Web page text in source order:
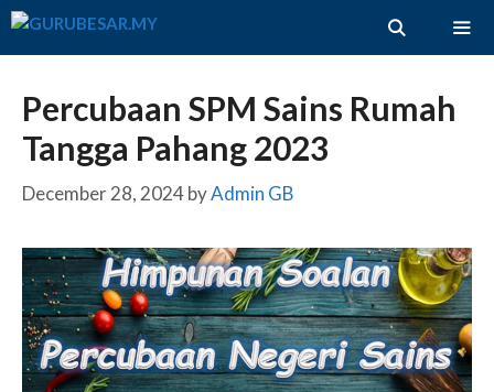
Skip
Percubaan SPM Sains Rumah
Tangga Pahang 2023
December 28, 2024byAdmin GB